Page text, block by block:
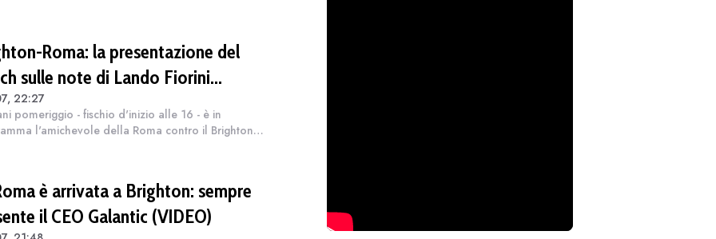
Roma: la presentazione del
sulle note di Lando Fiorini
22:27
pomeriggio - fischio d'inizio alle 16 - è in
l'amichevole della Roma contro il Brighton
è arrivata a Brighton: sempre
il CEO Galantic (VIDEO)